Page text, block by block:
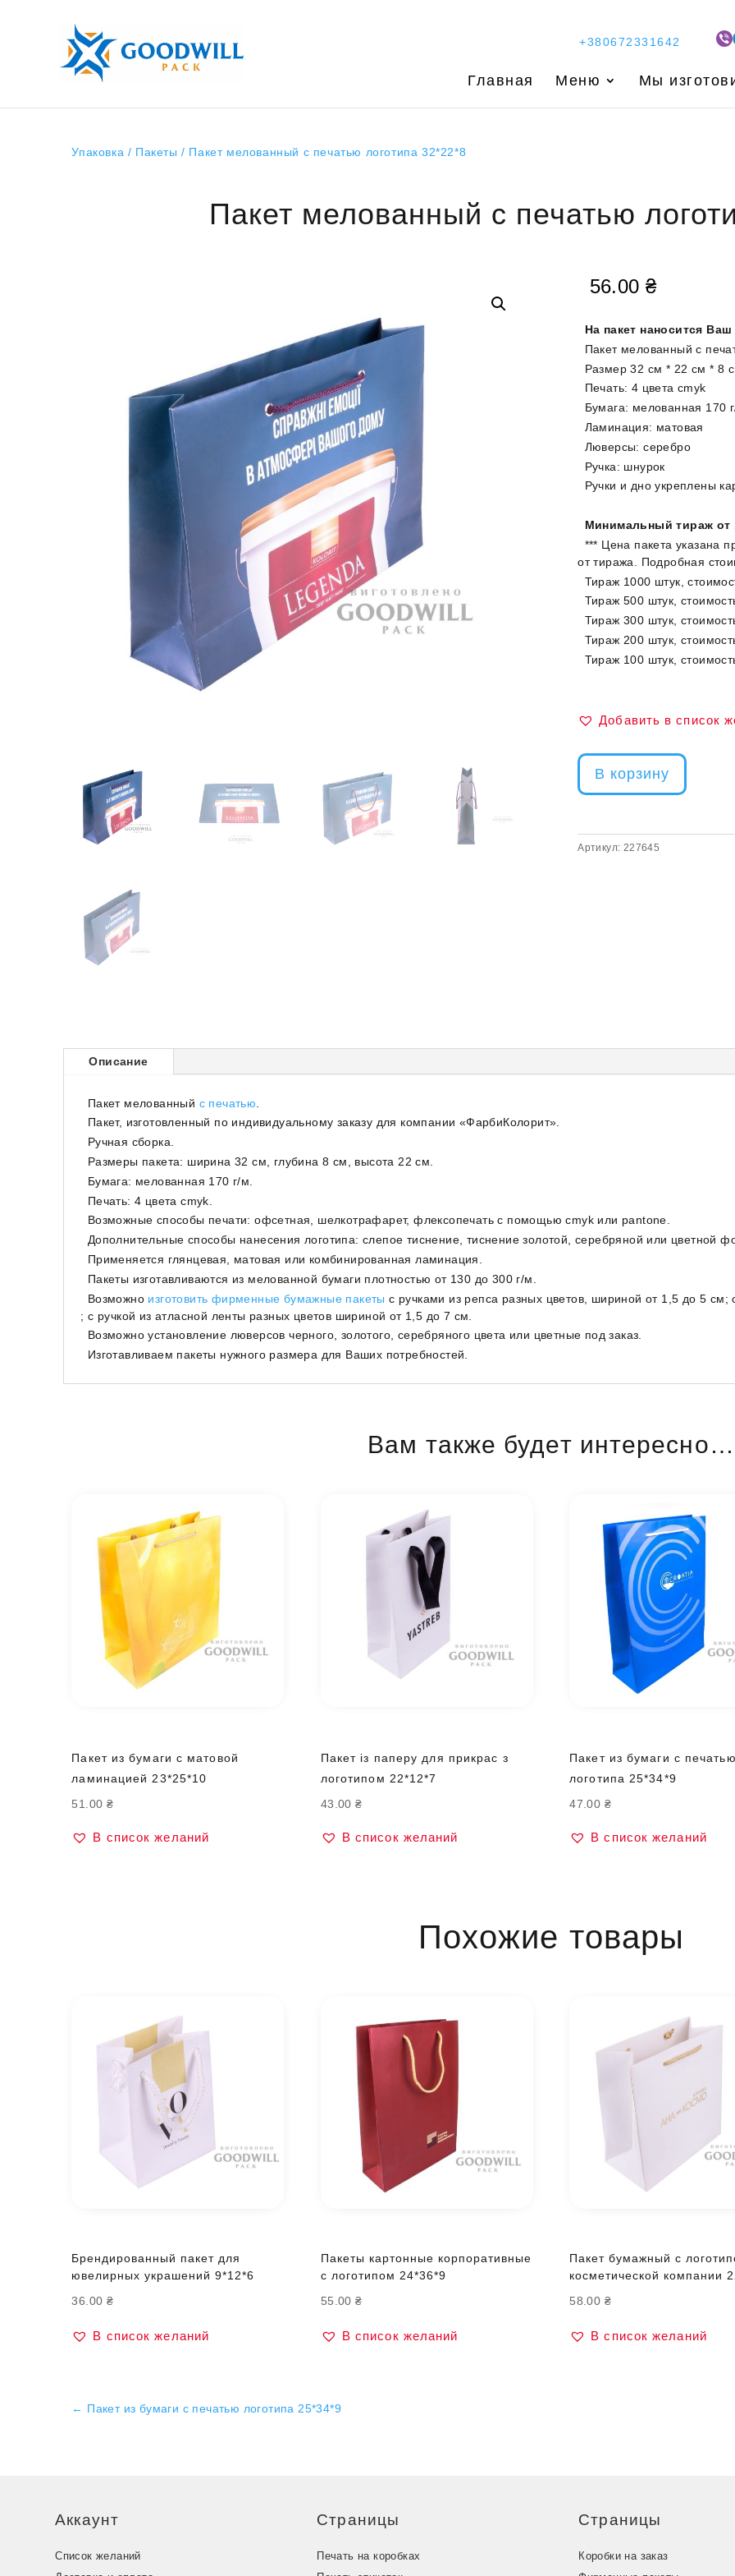
+380672331642
Главная Меню Мы
Упаковка / Пакеты / Пакет мелованный с печатью логотипа 32*22*8
Пакет мелованный с печатью
56.00 ₴
На пакет наносится Ваш
Пакет мелованный с
Размер 32 см * 22 см * 8
Печать: 4 цвета cmyk
Бумага: мелованная 170
Ламинация: матовая
Люверсы: серебро
Ручка: шнурок
Ручки и дно укреплены
Минимальный тираж от
*** Цена пакета указана
от тиража. Подробная
Тираж 1000 штук,
Тираж 500 штук,
Тираж 300 штук,
Тираж 200 штук,
Тираж 100 штук,
Добавить в список
В корзину
Артикул: 227645
Описание
Пакет мелованный с печатью
Пакет, изготовленный по индивидуальному заказу для компании «ФарбиКолорит».
Ручная сборка.
Размеры пакета: ширина 32 см, глубина 8 см, высота 22 см.
Бумага: мелованная 170 г/м.
Печать: 4 цвета cmyk.
Возможные способы печати: офсетная, шелкотрафарет, флексопечать с помощью cmyk или pantone.
Дополнительные способы нанесения логотипа: слепое тиснение, тиснение золотой, серебряной или цветной
Применяется глянцевая, матовая или комбинированная ламинация.
Пакеты изготавливаются из мелованной бумаги плотностью от 130 до 300 г/м.
Возможно изготовить фирменные бумажные пакеты с ручками из репса разных цветов, шириной от 1,5 до 5
; с ручкой из атласной ленты разных цветов шириной от 1,5 до 7 см.
Возможно установление люверсов черного, золотого, серебряного цвета или цветные под заказ.
Изготавливаем пакеты нужного размера для Ваших потребностей.
Вам также будет интересно…
Пакет из бумаги с матовой
ламинацией 23*25*10
51.00 ₴
В список желаний
Пакет із паперу для прикрас з
логотипом 22*12*7
43.00₴
В список желаний
Пакет из бумаги с
логотипа 25*34*9
47.00 ₴
В список желаний
Похожие товары
Брендированный пакет для
ювелирных украшений 9*12*6
36.00 ₴
В список желаний
Пакеты картонные корпоративные
с логотипом 24*36*9
55.00₴
В список желаний
Пакет бумажный с
косметической компании
58.00 ₴
В список желаний
← Пакет из бумаги с печатью логотипа 25*34*9
Аккаунт
Список желаний
Страницы
Печать на коробках
Страницы
Коробки на заказ